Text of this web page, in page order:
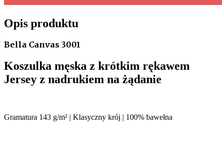
Opis produktu
Bella Canvas 3001
Koszulka męska z krótkim rękawem
Jersey z nadrukiem na żądanie
Gramatura 143 g/m² | Klasyczny krój | 100% bawełna